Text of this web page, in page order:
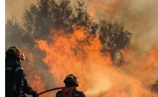
Bế mạc Hội thi lực lượng tham gia
bảo vệ an ninh, trật tự ở cơ sở giỏi
toàn quốc
07/08/2026 15:57
Khởi tố, truy nã 3 đối tượng hoạt